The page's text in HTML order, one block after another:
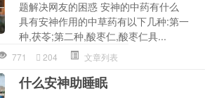
题解决网友的困惑 安神的中药有什么
具有安神作用的中草药有以下几种:第一
种,茯苓;第二种,酸枣仁,酸枣仁具...
771 204 文章列表
什么安神助睡眠